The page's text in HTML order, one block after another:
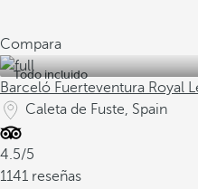
Compara
Todo incluido
Barceló Fuerteventura Royal
Caleta de Fuste, Spain
4.5/5
1141 reseñas